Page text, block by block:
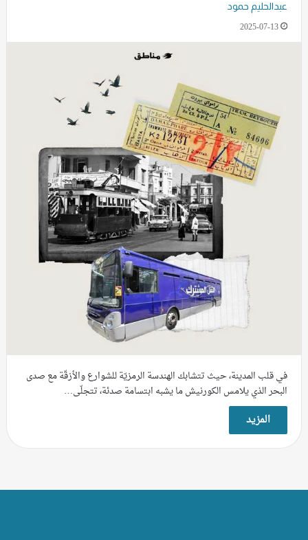
عبدالحليم حمود
2025-07-13
في قلب المدينة، حيث تتشابك الهندسة الرمزيّة للشوارع والأزقّة مع صدى
البحر الذي يلامس الكورنيش ما يشبه ابتسامة صدئة، تتجلّى…
المزيد